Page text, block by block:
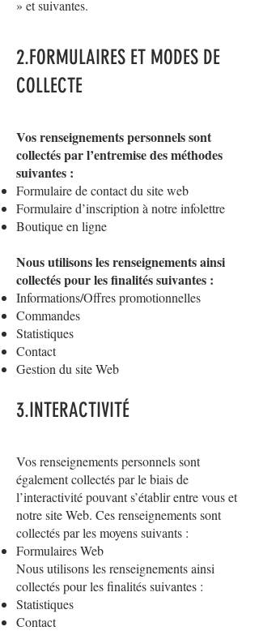
» et suivantes.
2.FORMULAIRES ET MODES DE
COLLECTE
Vos renseignements personnels sont
collectés par l’entremise des méthodes
suivantes :
Formulaire de contact du site web
Formulaire d’inscription à notre infolettre
Boutique en ligne
Nous utilisons les renseignements ainsi
collectés pour les finalités suivantes :
Informations/Offres promotionnelles
Commandes
Statistiques
Contact
Gestion du site Web
3.INTERACTIVITÉ
Vos renseignements personnels sont
également collectés par le biais de
l’interactivité pouvant s’établir entre vous et
notre site Web. Ces renseignements sont
collectés par les moyens suivants :
Formulaires Web
Nous utilisons les renseignements ainsi
collectés pour les finalités suivantes :
Statistiques
Contact